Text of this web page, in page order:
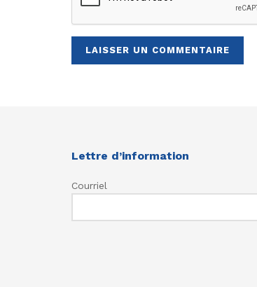
Lettre d’information
Courriel